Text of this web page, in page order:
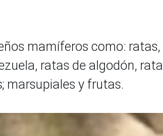
mamíferos como: ratas,
ratas de algodón,
marsupiales y frutas.